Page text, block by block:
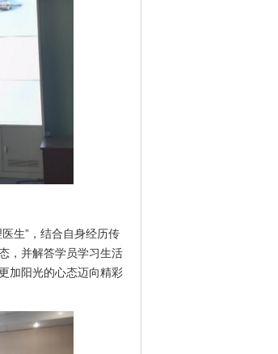
生”，结合自身经历传
，并解答学员学习生活
加阳光的心态迈向精彩